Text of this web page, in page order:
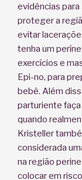
evidências
proteger a
evitar
tenha um
exercícios e
Epi-no, para
bebê. Além
parturiente
quando
Kristeller
considerada
na região
colocar em